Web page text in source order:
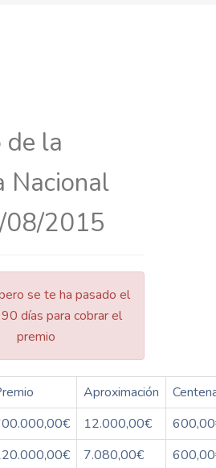
de la
Nacional
2015
se te ha pasado el
días para cobrar el
premio
Aproximación
12.000,00€
7.080,00€